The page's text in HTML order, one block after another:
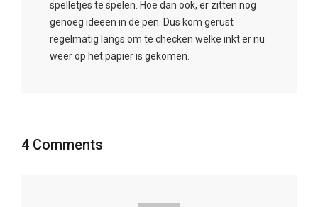
spelletjes te spelen. Hoe dan ook, er zitten nog
genoeg ideeën in de pen. Dus kom gerust
regelmatig langs om te checken welke inkt er nu
weer op het papier is gekomen.
4 Comments